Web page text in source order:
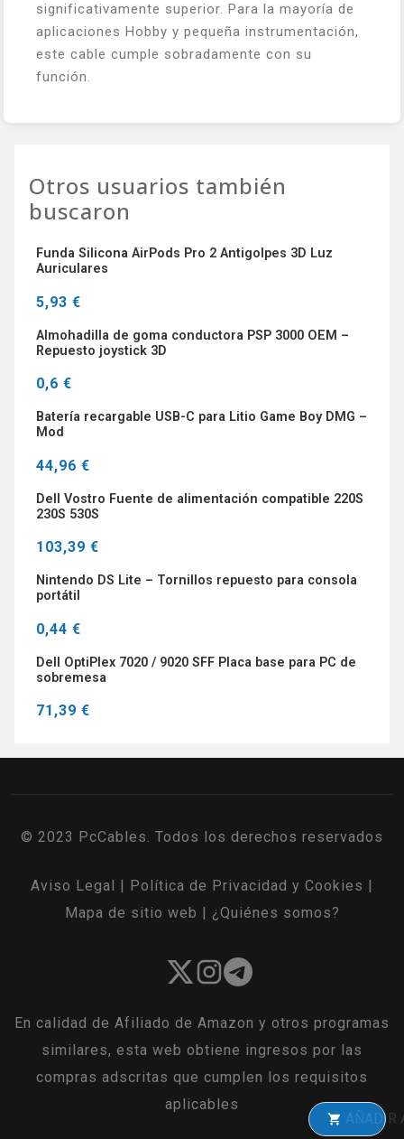
significativamente superior. Para la mayoría de
aplicaciones Hobby y pequeña instrumentación,
este cable cumple sobradamente con su
función.
Otros usuarios también
buscaron
Funda Silicona AirPods Pro 2 Antigolpes 3D Luz
Auriculares
5,93 €
Almohadilla de goma conductora PSP 3000 OEM –
Repuesto joystick 3D
0,6 €
Batería recargable USB-C para Litio Game Boy DMG –
Mod
44,96 €
Dell Vostro Fuente de alimentación compatible 220S
230S 530S
103,39 €
Nintendo DS Lite – Tornillos repuesto para consola
portátil
0,44 €
Dell OptiPlex 7020 / 9020 SFF Placa base para PC de
sobremesa
71,39 €
AÑADIR A LA
© 2023 PcCables. Todos los derechos reservados
Aviso Legal Política de Privacidad y Cookies
Mapa de sitio web
¿Quiénes somos?
En calidad de Afiliado de Amazon y otros programas
similares, esta web obtiene ingresos por las
compras adscritas que cumplen los requisitos
aplicables